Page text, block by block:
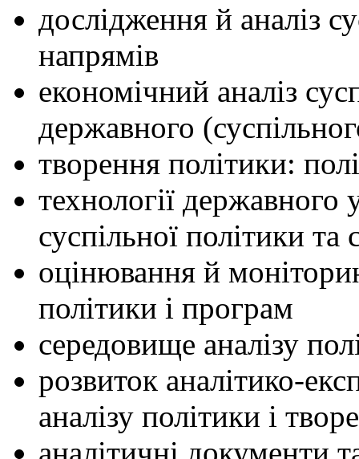
дослідження й аналіз
напрямів
економічний аналіз
державного
творення політики:
технології
суспільної політики та
оцінювання й
політики і програм
середовище аналізу
розвиток аналітико-
аналізу політики і
аналітичні документи